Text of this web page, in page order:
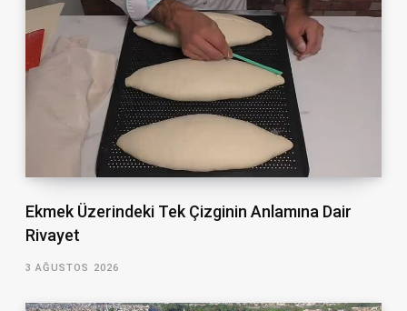
Ekmek Üzerindeki Tek Çizginin Anlamına Dair
Rivayet
3 AĞUSTOS 2026